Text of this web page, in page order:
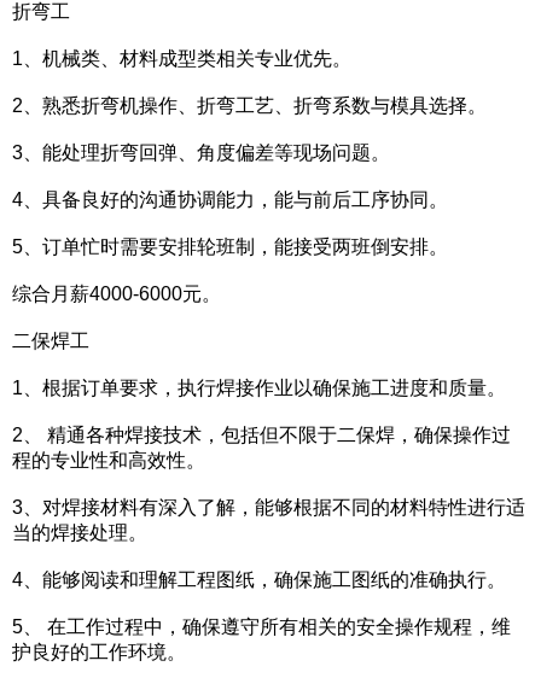
折弯工
1、机械类、材料成型类相关专业优先。
2、熟悉折弯机操作、折弯工艺、折弯系数与模具选择。
3、能处理折弯回弹、角度偏差等现场问题。
4、具备良好的沟通协调能力，能与前后工序协同。
5、订单忙时需要安排轮班制，能接受两班倒安排。
综合月薪4000-6000元。
二保焊工
1、根据订单要求，执行焊接作业以确保施工进度和质量。
2、 精通各种焊接技术，包括但不限于二保焊，确保操作过
程的专业性和高效性。
3、对焊接材料有深入了解，能够根据不同的材料特性进行适
当的焊接处理。
4、能够阅读和理解工程图纸，确保施工图纸的准确执行。
5、 在工作过程中，确保遵守所有相关的安全操作规程，维
护良好的工作环境。